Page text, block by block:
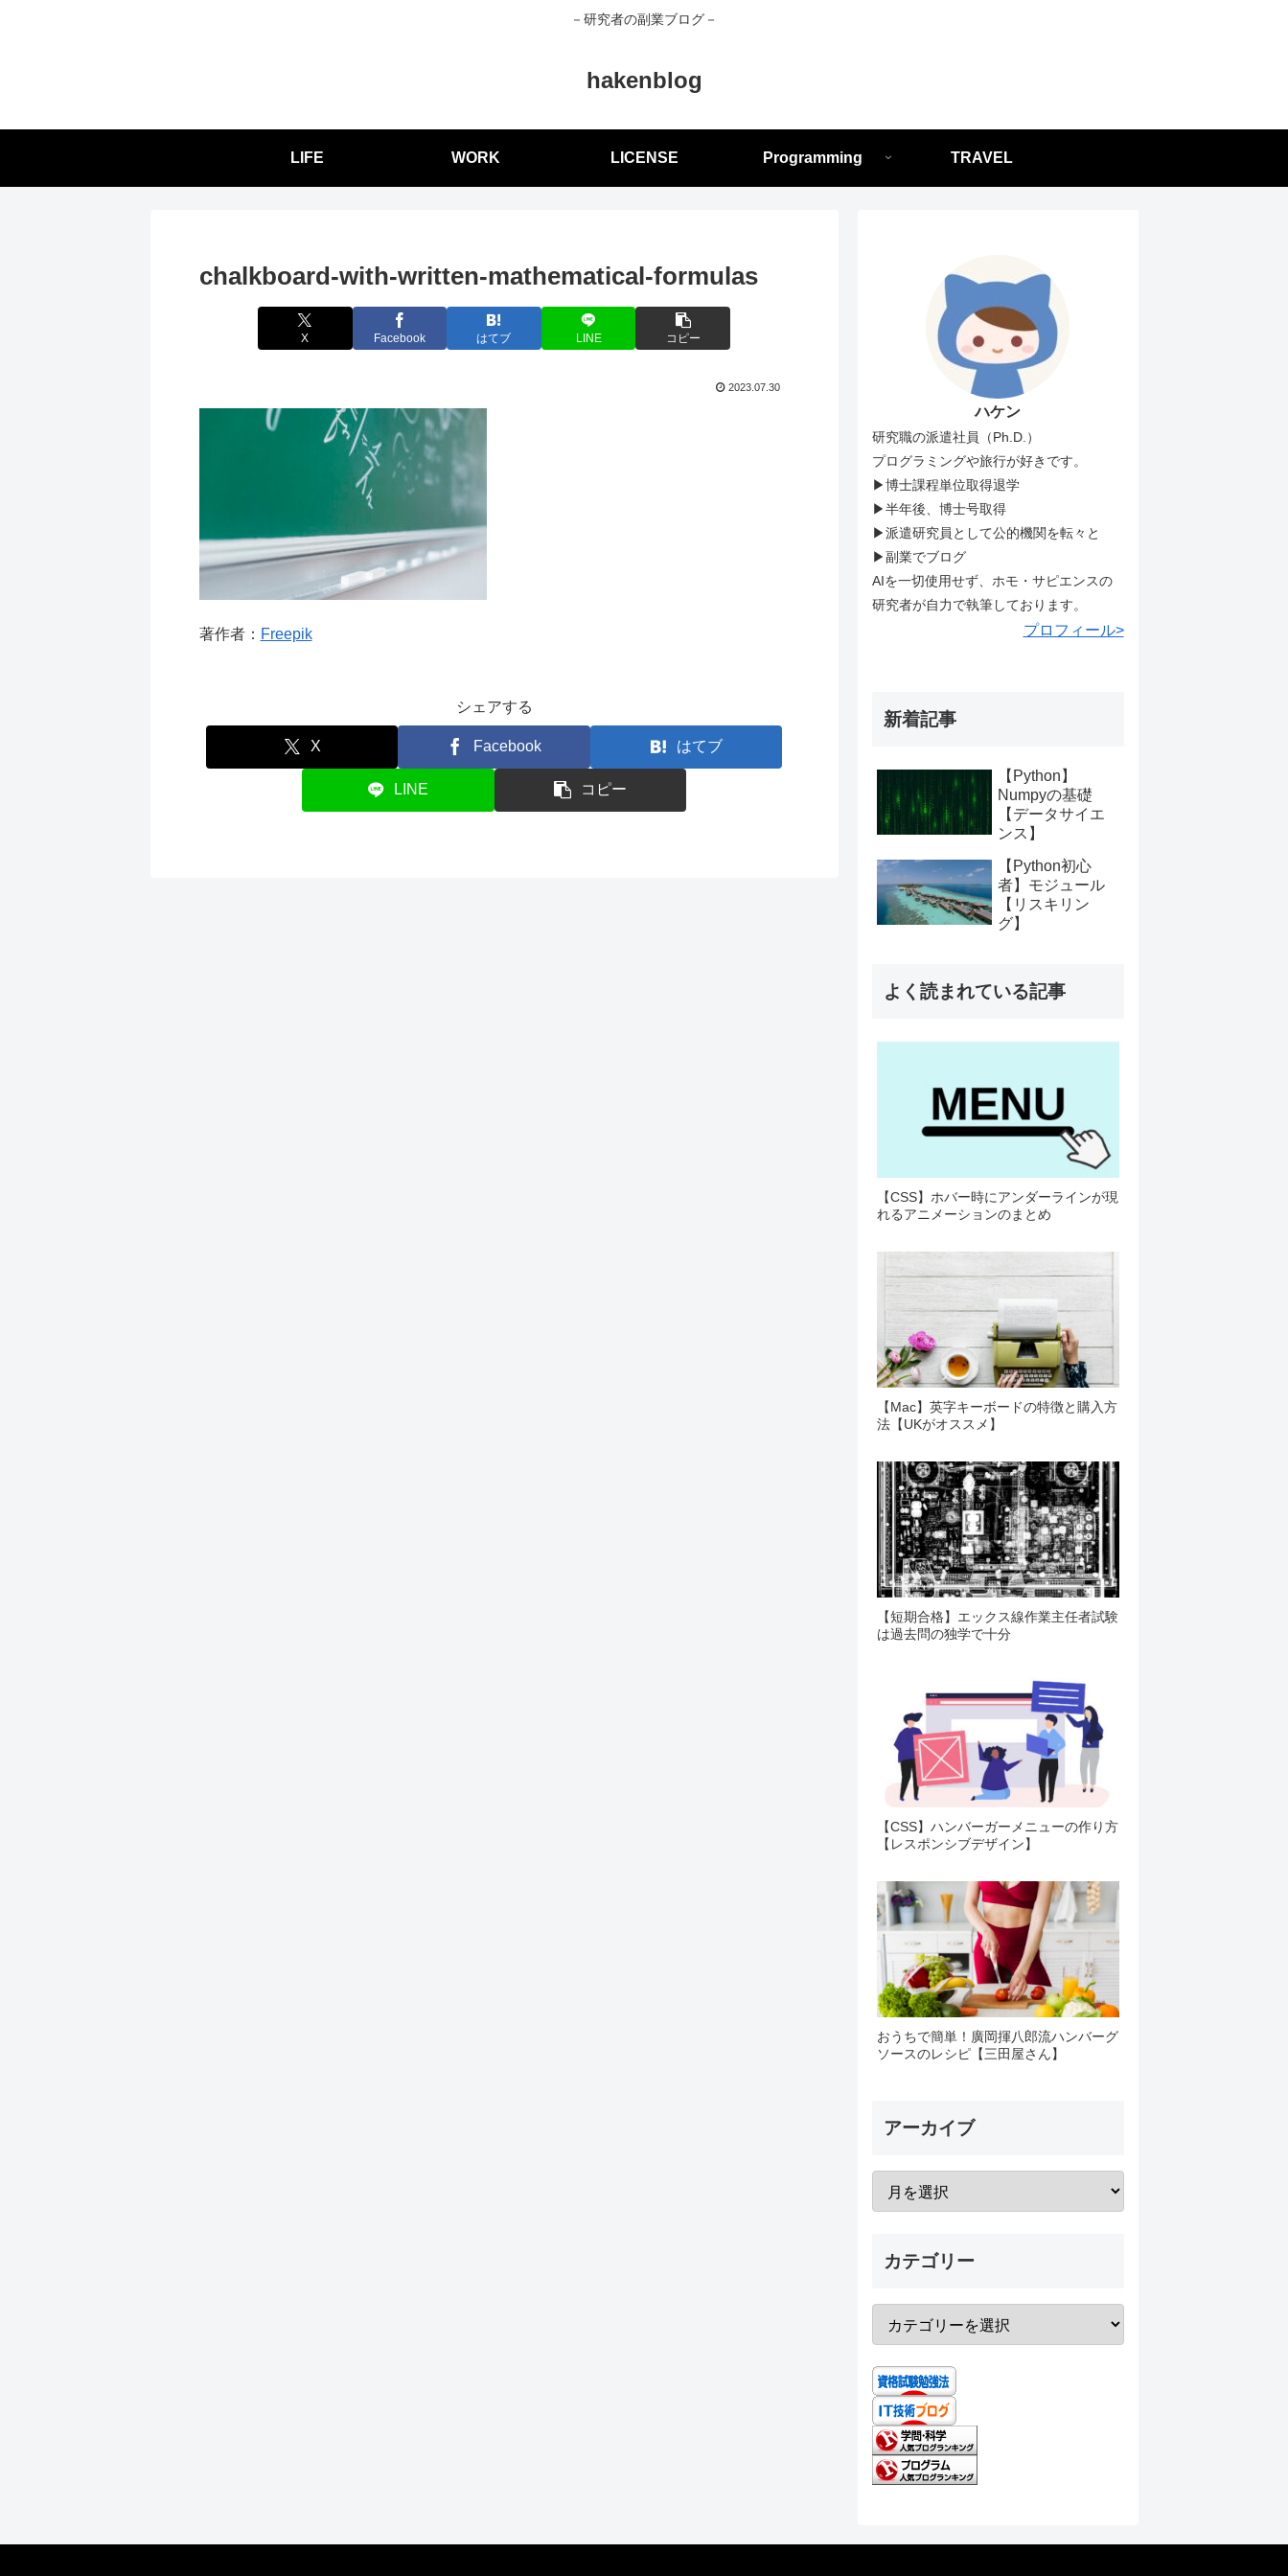
－研究者の副業ブログ－
hakenblog
LIFE WORK LICENSE Programming TRAVEL
chalkboard-with-written-mathematical-formulas
X Facebook はてブ LINE コピー
2023.07.30
著作者： Freepik
シェアする
X Facebook はてブ
LINE コピー
ハケン
研究職の派遣社員（Ph.D.）
プログラミングや旅行が好きです。
▶︎博士課程単位取得退学
▶︎半年後、博士号取得
▶︎派遣研究員として公的機関を転々と
▶︎副業でブログ
AIを一切使用せず、ホモ・サピエンスの
研究者が自力で執筆しております。
プロフィール>
新着記事
【Python】
Numpyの基礎
【データサイエ
ンス】
【Python初心
者】モジュール
【リスキリン
グ】
よく読まれている記事
【CSS】ホバー時にアンダーラインが現
れるアニメーションのまとめ
【Mac】英字キーボードの特徴と購入方
法【UKがオススメ】
【短期合格】エックス線作業主任者試験
は過去問の独学で十分
【CSS】ハンバーガーメニューの作り方
【レスポンシブデザイン】
おうちで簡単！廣岡揮八郎流ハンバーグ
ソースのレシピ【三田屋さん】
アーカイブ
カテゴリー